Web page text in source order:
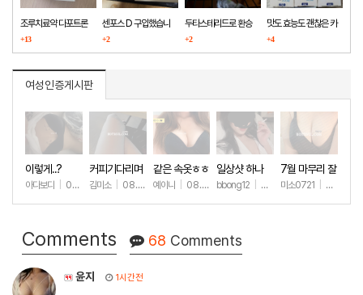
조루치료약 다포트론
구매했습니다
+13
센포스 D 구입했습니
다
+2
두타스테리드로 환승
+2
맛도 효능도 괜찮은 카
마그라
+4
여성인증게시판
이렇게..?
아다보디 08.09 +56
커피기다리며
(안야함)
김미소 08.08 +145
같은 속옷ㅎㅎ
예이니 08.04 +82
일상샷 하나
bbong12 07.31+92
7월 마무리 잘
하세요🫶
미소0721 07.31
Comments 68 Comments
윤지 1시간전